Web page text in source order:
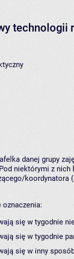
danej grupy
niektórymi z nich
koordynatora
oznaczenia:
się w tygodnie
się w tygodnie
się w inny